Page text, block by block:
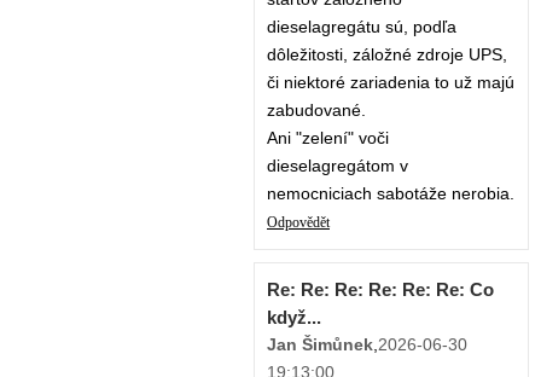
dieselagregátu sú, podľa
dôležitosti, záložné zdroje UPS,
či niektoré zariadenia to už majú
zabudované.
Ani "zelení" voči
dieselagregátom v
nemocniciach sabotáže nerobia.
Odpovědět
Re: Re: Re: Re: Re: Re: Co
když...
Jan Šimůnek 2026-06-30
19:13:00